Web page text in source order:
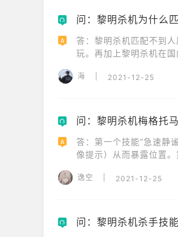
Q 问：黎明杀机为什么
A
答：黎明杀机匹配不到
玩。再加上黎明杀机在
海 2021-12-25
Q 问：黎明杀机梅格托
A
答：第一个技能“急速静
像提示）从而暴露位置
就在于使用的时机。
逸空 2021-12-25
Q 问：黎明杀机杀手技能